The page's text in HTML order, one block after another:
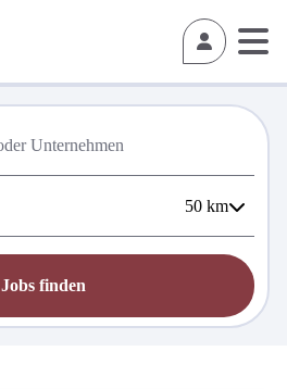
50 km
Jobs finden